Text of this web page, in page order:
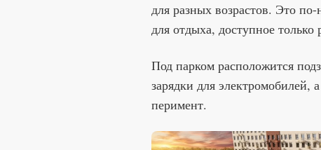
для разных возрастов. Это
для отдыха, доступное только
Под парком расположится
зарядки для электромобилей,
перимент.